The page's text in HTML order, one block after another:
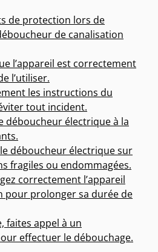
de protection lors de
de canalisation
l’appareil est correctement
l’utiliser.
les instructions du
tout incident.
déboucheur électrique à la
le déboucheur électrique sur
fragiles ou endommagées.
correctement l’appareil
pour prolonger sa durée de
faites appel à un
effectuer le débouchage.